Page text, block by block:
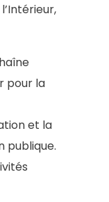
pour la
et la
publique.